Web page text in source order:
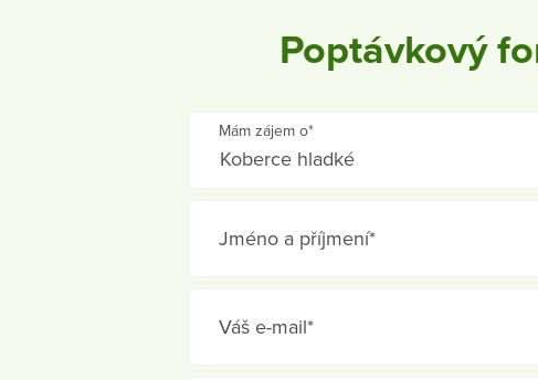
Poptávkový
Mám zájem o*
Jméno a příjmení*
Váš e-mail*